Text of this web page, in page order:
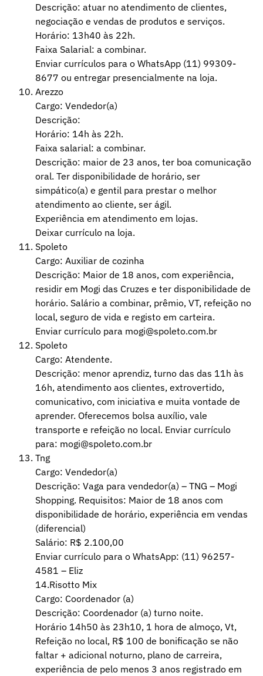
Descrição: atuar no atendimento de clientes,
negociação e vendas de produtos e serviços.
Horário: 13h40 às 22h.
Faixa Salarial: a combinar.
Enviar currículos para o WhatsApp (11) 99309-
8677 ou entregar presencialmente na loja.
Arezzo
Cargo: Vendedor(a)
Descrição:
Horário: 14h às 22h.
Faixa salarial: a combinar.
Descrição: maior de 23 anos, ter boa comunicação
oral. Ter disponibilidade de horário, ser
simpático(a) e gentil para prestar o melhor
atendimento ao cliente, ser ágil.
Experiência em atendimento em lojas.
Deixar currículo na loja.
Spoleto
Cargo: Auxiliar de cozinha
Descrição: Maior de 18 anos, com experiência,
residir em Mogi das Cruzes e ter disponibilidade de
horário. Salário a combinar, prêmio, VT, refeição no
local, seguro de vida e registo em carteira.
Enviar currículo para mogi@spoleto.com.br
Spoleto
Cargo: Atendente.
Descrição: menor aprendiz, turno das das 11h às
16h, atendimento aos clientes, extrovertido,
comunicativo, com iniciativa e muita vontade de
aprender. Oferecemos bolsa auxílio, vale
transporte e refeição no local. Enviar currículo
para: mogi@spoleto.com.br
Tng
Cargo: Vendedor(a)
Descrição: Vaga para vendedor(a) – TNG – Mogi
Shopping. Requisitos: Maior de 18 anos com
disponibilidade de horário, experiência em vendas
(diferencial)
Salário: R$ 2.100,00
Enviar currículo para o WhatsApp: (11) 96257-
4581 – Eliz
14.Risotto Mix
Cargo: Coordenador (a)
Descrição: Coordenador (a) turno noite.
Horário 14h50 às 23h10, 1 hora de almoço, Vt,
Refeição no local, R$ 100 de bonificação se não
faltar + adicional noturno, plano de carreira,
experiência de pelo menos 3 anos registrado em